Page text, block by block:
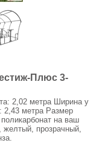
(САНЕКС)
Плюс 3-
2,02 метра Ширина у
2,43 метра Размер
на ваш
желтый, прозрачный,